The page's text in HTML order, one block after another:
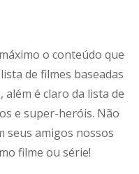
o conteúdo que
de filmes baseadas
é claro da lista de
e super-heróis. Não
seus amigos nossos
filme ou série!